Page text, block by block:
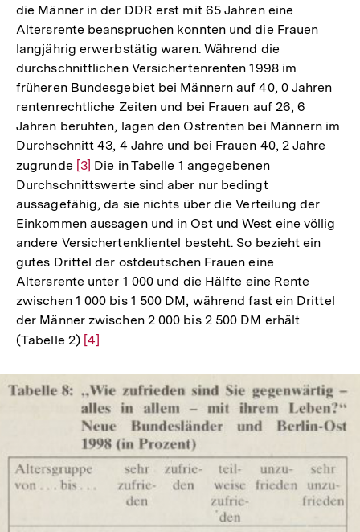
die Männer in der DDR erst mit 65 Jahren eine
Altersrente beanspruchen konnten und die Frauen
langjährig erwerbstätig waren. Während die
durchschnittlichen Versichertenrenten 1998 im
früheren Bundesgebiet bei Männern auf 40, 0 Jahren
rentenrechtliche Zeiten und bei Frauen auf 26, 6
Jahren beruhten, lagen den Ostrenten bei Männern im
Durchschnitt 43, 4 Jahre und bei Frauen 40, 2 Jahre
zugrunde Zur
Auflösung
der
Fußnote
[3] Die in Tabelle 1 angegebenen
Durchschnittswerte sind aber nur bedingt
aussagefähig, da sie nichts über die Verteilung der
Einkommen aussagen und in Ost und West eine völlig
andere Versichertenklientel besteht. So bezieht ein
gutes Drittel der ostdeutschen Frauen eine
Altersrente unter 1 000 und die Hälfte eine Rente
zwischen 1 000 bis 1 500 DM, während fast ein Drittel
der Männer zwischen 2 000 bis 2 500 DM erhält
(Tabelle 2) Zur
Fußnote
[4]
In